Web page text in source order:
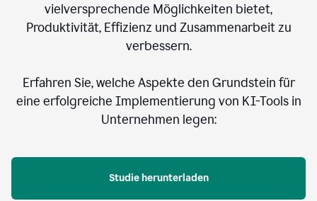
vielversprechende Möglichkeiten bietet,
Produktivität, Effizienz und Zusammenarbeit zu
verbessern.
Erfahren Sie, welche Aspekte den Grundstein für
eine erfolgreiche Implementierung von KI-Tools in
Unternehmen legen:
Studie herunterladen